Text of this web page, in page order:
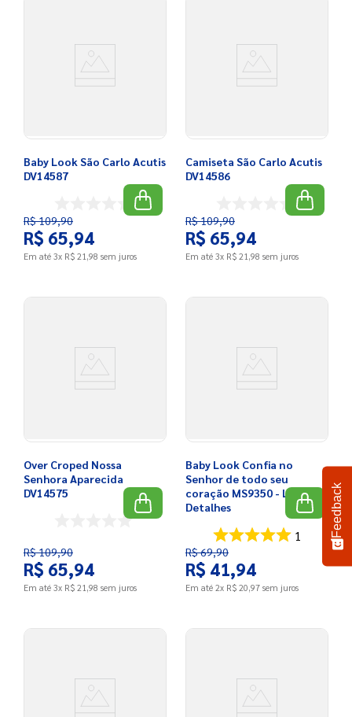
Baby Look São Carlo Acutis
DV14587
R$109,90
R$ 65,94
Em até 3x R$ 21,98 sem juros
Camiseta São Carlo Acutis
DV14586
R$109,90
R$ 65,94
Em até 3x R$ 21,98 sem juros
Over Croped Nossa
Senhora Aparecida
DV14575
R$109,90
R$ 65,94
Em até 3x R$ 21,98 sem juros
Baby Look Confia no
Senhor de todo seu
coração MS9350 - Leves
Detalhes
1
R$69,90
R$ 41,94
Em até 2x R$ 20,97 sem juros
Feedback